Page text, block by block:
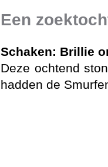
Een
Schaken: Brillie
Deze ochtend
hadden de